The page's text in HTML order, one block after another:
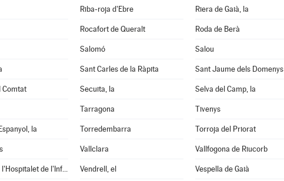
Riba-roja d'Ebre Riera de Gaià, la
Rocafort de Queralt Roda de Berà
Salomó Salou
Sant Carles de la Ràpita Sant Jaume dels Domenys
Comtat Secuita, la Selva del Camp, la
Tarragona Tivenys
la Torredembarra Torroja del Priorat
Vallclara Vallfogona de Riucorb
Vandellòs i l'Hospitalet de l'Infant Vendrell, el Vespella de Gaià